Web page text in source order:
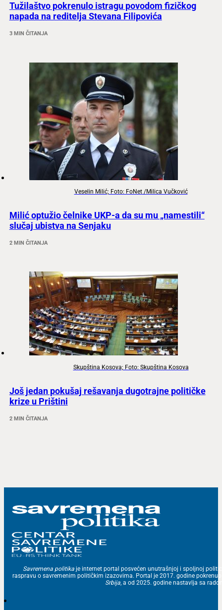
Tužilaštvo pokrenulo istragu povodom fizičkog
napada na reditelja Stevana Filipovića
3 MIN ČITANJA
Veselin Milić; Foto: FoNet /Milica Vučković
Milić optužio čelnike UKP-a da su mu „namestili“
slučaj ubistva na Senjaku
2 MIN ČITANJA
Skupština Kosova; Foto: Skupština Kosova
Još jedan pokušaj rešavanja dugotrajne političke
krize u Prištini
2 MIN ČITANJA
Savremena politika je internet portal posvećen unutrašnjoj i spoljnoj
raspravu o savremenim političkim izazovima. Portal je 2017. godine
Srbija , a od 2025. godine nastavlja sa